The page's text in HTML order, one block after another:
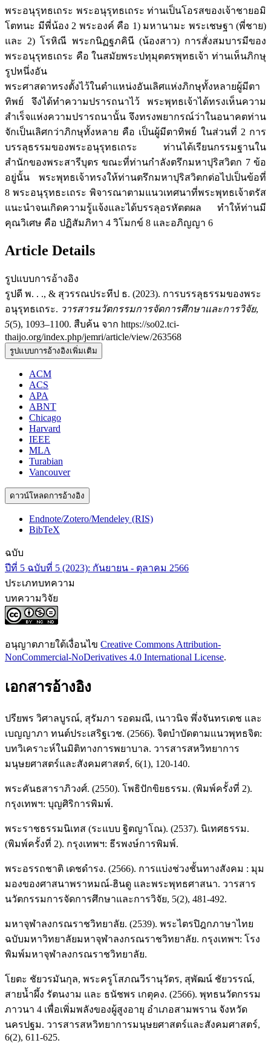
พระอนุรุทธเถระ พระอนุรุทธเถระ ท่านเป็นโอรสของเจ้าชายอมิ
โตทนะ มีพี่น้อง 2 พระองค์ คือ 1) มหานามะ พระเชษฐา (พี่ชาย)
และ 2) โรหิณี พระกนิฏฐภคินี (น้องสาว) การสั่งสมบารมีของ
พระอนุรุทธเถระ คือ ในสมัยพระปทุมุตตรพุทธเจ้า ท่านเห็นภิกษุ
รูปหนึ่งอัน
พระศาสดาทรงตั้งไว้ในตำแหน่งอันเลิศแห่งภิกษุทั้งหลายผู้มีตา
ทิพย์ จึงได้ทำความปรารถนาไว้ พระพุทธเจ้าได้ทรงเห็นความ
สำเร็จแห่งความปรารถนานั้น จึงทรงพยากรณ์ว่าในอนาคตท่าน
จักเป็นเลิศกว่าภิกษุทั้งหลาย คือ เป็นผู้มีตาทิพย์ ในส่วนที่ 2 การ
บรรลุธรรมของพระอนุรุทธเถระ ท่านได้เรียนกรรมฐานใน
สำนักของพระสารีบุตร ขณะที่ท่านกำลังตรึกมหาปุริสวิตก 7 ข้อ
อยู่นั้น พระพุทธเจ้าทรงให้ท่านตรึกมหาปุริสวิตกต่อไปเป็นข้อที่
8 พระอนุรุทธะเถระ พิจารณาตามแนวเทศนาที่พระพุทธเจ้าตรัส
แนะนำจนเกิดความรู้แจ้งและได้บรรลุอรหัตตผล ทำให้ท่านมี
คุณวิเศษ คือ ปฏิสัมภิทา 4 วิโมกข์ 8 และอภิญญา 6
Article Details
รูปแบบการอ้างอิง
รูปดี พ. . ., & สุวรรณประทีป ธ. (2023). การบรรลุธรรมของพระ
อนุรุทธเถระ. วารสารนวัตกรรมการจัดการศึกษาและการวิจัย,
5(5), 1093–1100. สืบค้น จาก https://so02.tci-
thaijo.org/index.php/jemri/article/view/263568
รูปแบบการอ้างอิงเพิ่มเติม
ACM
ACS
APA
ABNT
Chicago
Harvard
IEEE
MLA
Turabian
Vancouver
ดาวน์โหลดการอ้างอิง
Endnote/Zotero/Mendeley (RIS)
BibTeX
ฉบับ
ปีที่ 5 ฉบับที่ 5 (2023): กันยายน - ตุลาคม 2566
ประเภทบทความ
บทความวิจัย
อนุญาตภายใต้เงื่อนไข Creative Commons Attribution-
NonCommercial-NoDerivatives 4.0 International License.
เอกสารอ้างอิง
ปรียพร วิศาลบูรณ์, สุรัมภา รอดมณี, เนาวนิจ พึ่งจันทรเดช และ
เบญญาภา ทนต์ประเสริฐเวช. (2566). จิตบำบัดตามแนวพุทธจิต:
บทวิเคราะห์ในมิติทางการพยาบาล. วารสารสหวิทยาการ
มนุษยศาสตร์และสังคมศาสตร์, 6(1), 120-140.
พระคันธสาราภิวงศ์. (2550). โพธิปักขิยธรรม. (พิมพ์ครั้งที่ 2).
กรุงเทพฯ: บุญศิริการพิมพ์.
พระราชธรรมนิเทส (ระแบบ ฐิตญาโณ). (2537). นิเทศธรรม.
(พิมพ์ครั้งที่ 2). กรุงเทพฯ: ธีรพงษ์การพิมพ์.
พระอรรถชาติ เดชดำรง. (2566). การแบ่งช่วงชั้นทางสังคม : มุม
มองของศาสนาพราหมณ์-ฮินดู และพระพุทธศาสนา. วารสาร
นวัตกรรมการจัดการศึกษาและการวิจัย, 5(2), 481-492.
มหาจุฬาลงกรณราชวิทยาลัย. (2539). พระไตรปิฎกภาษาไทย
ฉบับมหาวิทยาลัยมหาจุฬาลงกรณราชวิทยาลัย. กรุงเทพฯ: โรง
พิมพ์มหาจุฬาลงกรณราชวิทยาลัย.
โยตะ ชัยวรมันกุล, พระครูโสภณวีรานุวัตร, สุพัฒน์ ชัยวรรณ์,
สายน้ำผึ้ง รัตนงาม และ ธนัชพร เกตุคง. (2566). พุทธนวัตกรรม
ภาวนา 4 เพื่อเพิ่มพลังของผู้สูงอายุ อำเภอสามพราน จังหวัด
นครปฐม. วารสารสหวิทยาการมนุษยศาสตร์และสังคมศาสตร์,
6(2), 611-625.